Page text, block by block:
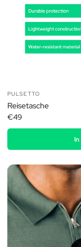
PULSETTO
Reisetasche
€49
In